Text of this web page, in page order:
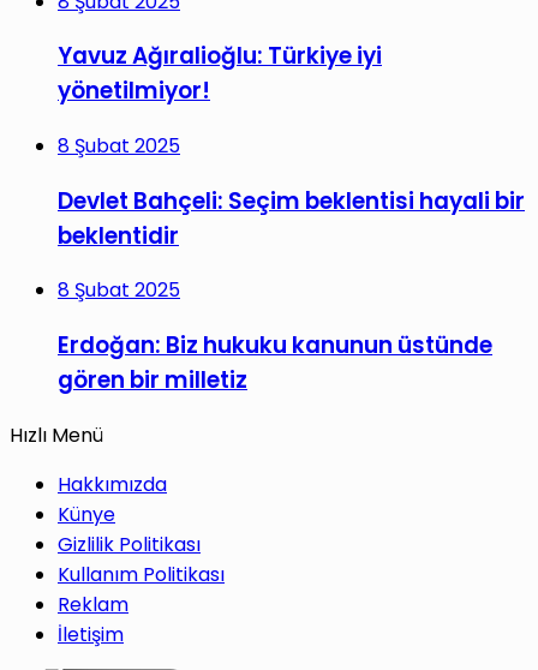
Yavuz Ağıralioğlu: Türkiye iyi
yönetilmiyor!
8 Şubat 2025
Devlet Bahçeli: Seçim beklentisi hayali bir
beklentidir
8 Şubat 2025
Erdoğan: Biz hukuku kanunun üstünde
gören bir milletiz
Hızlı Menü
Hakkımızda
Künye
Gizlilik Politikası
Kullanım Politikası
Reklam
İletişim